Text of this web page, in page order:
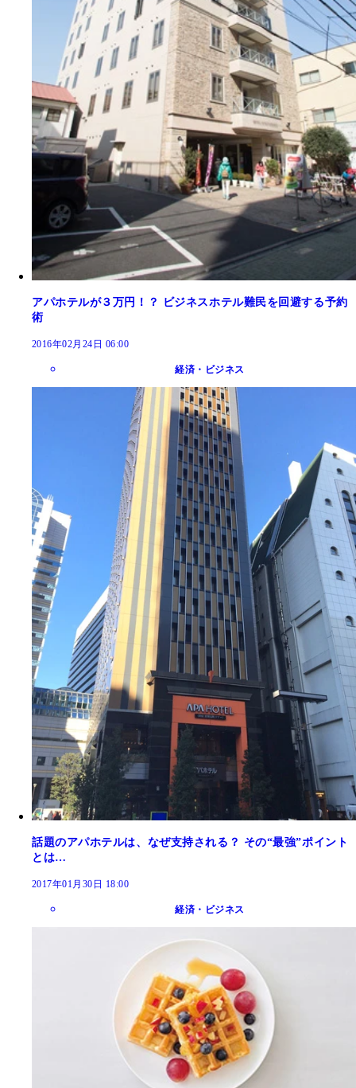
アパホテルが３万円！？ ビジネスホテル難民を回避する予約
術
2016年02月24日 06:00
経済・ビジネス
話題のアパホテルは、なぜ支持される？ その“最強”ポイント
とは…
2017年01月30日 18:00
経済・ビジネス